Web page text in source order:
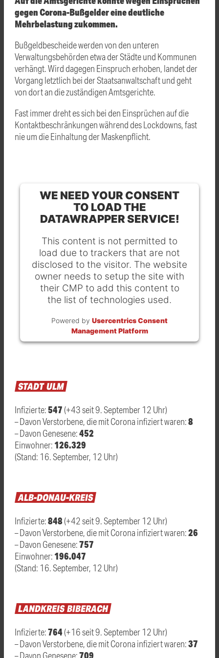
gegen Corona-Bußgelder eine deutliche
Mehrbelastung zukommen.
Bußgeldbescheide werden von den unteren
Verwaltungsbehörden etwa der Städte und Kommunen
verhängt. Wird dagegen Einspruch erhoben, landet der
Vorgang letztlich bei der Staatsanwaltschaft und geht
von dort an die zuständigen Amtsgerichte.
Fast immer dreht es sich bei den Einsprüchen auf die
Kontaktbeschränkungen während des Lockdowns, fast
nie um die Einhaltung der Maskenpflicht.
WE NEED YOUR CONSENT
TO LOAD THE
DATAWRAPPER SERVICE!
This content is not permitted to
load due to trackers that are not
disclosed to the visitor. The website
owner needs to setup the site with
their CMP to add this content to
the list of technologies used.
Powered by Usercentrics Consent
Management Platform
STADTULM
Infizierte:547 (+43 seit 9. September 12 Uhr)
– Davon Verstorbene, die mit Corona infiziert waren:8
– Davon Genesene:452
Einwohner:126.329
(Stand: 16. September, 12 Uhr)
ALB-DONAU-KREIS
Infizierte:848(+42 seit 9. September 12 Uhr)
– Davon Verstorbene, die mit Corona infiziert waren:26
– Davon Genesene:757
Einwohner:196.047
(Stand: 16. September, 12 Uhr)
LANDKREISBIBERACH
Infizierte:764(+16 seit 9. September 12 Uhr)
– Davon Verstorbene, die mit Corona infiziert waren:37
– Davon Genesene:709